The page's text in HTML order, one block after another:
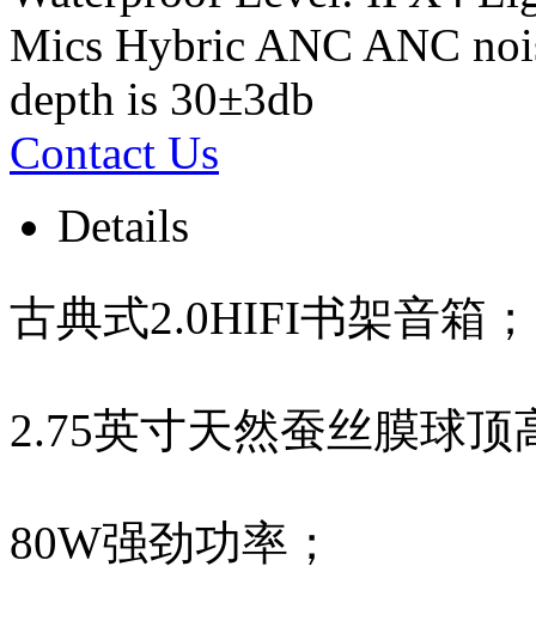
Mics Hybric ANC ANC
depth is 30±3db
Contact Us
Details
古典式2.0HIFI书架音箱；
2.75英寸天然蚕丝膜球顶
80W强劲功率；